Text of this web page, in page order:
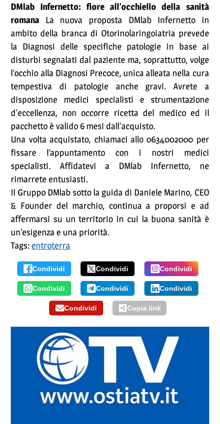
DMlab Infernetto: fiore all’occhiello della sanità
romana La nuova proposta DMlab Infernetto in
ambito della branca di Otorinolaringoiatria prevede
la Diagnosi delle specifiche patologie in base ai
disturbi segnalati dal paziente ma, soprattutto, volge
l’occhio alla Diagnosi Precoce, unica alleata nella cura
tempestiva di patologie anche gravi. Avrete a
disposizione medici specialisti e strumentazione
d'eccellenza, non occorre ricetta del medico ed il
pacchetto è valido 6 mesi dall'acquisto.
Una volta acquistato, chiamaci allo 0634002000 per
fissare l’appuntamento con i nostri medici
specialisti. Affidatevi a DMlab Infernetto, ne
rimarrete entusiasti.
Il Gruppo DMlab sotto la guida di Daniele Marino, CEO
& Founder del marchio, continua a proporsi e ad
affermarsi su un territorio in cui la buona sanità è
un’esigenza e una priorità.
Tags:entroterra
Condividi Condividi Condividi
Condividi Condividi Condividi
Condividi Copia link